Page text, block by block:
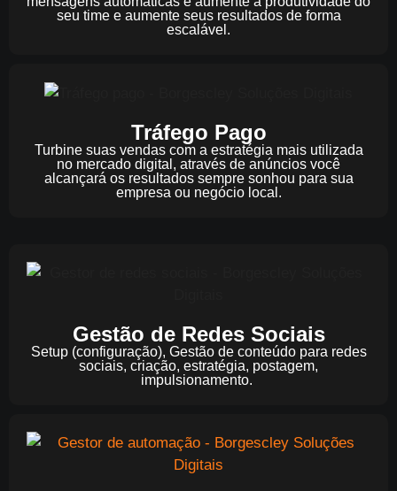
seu time e aumente seus resultados de forma
escalável.
Tráfego Pago
Turbine suas vendas com a estratégia mais utilizada
no mercado digital, através de anúncios você
alcançará os resultados sempre sonhou para sua
empresa ou negócio local.
Gestão de Redes Sociais
Setup (configuração), Gestão de conteúdo para redes
sociais, criação, estratégia, postagem,
impulsionamento.